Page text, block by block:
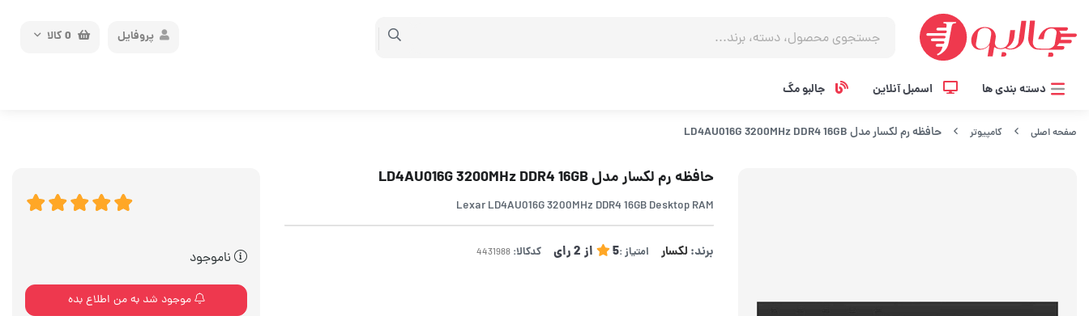
0کالا پروفایل
دسته بندی ها اسمبل آنلاین جالبو مگ
صفحه اصلی کامپیوتر حافظه رم لکسار مدل LD4AU016G 3200MHz DDR4 16GB
حافظه رم لکسار مدل LD4AU016G 3200MHz DDR4 16GB
Lexar LD4AU016G 3200MHz DDR4 16GB Desktop RAM
برند:لکسار امتیاز :5 از 2رای کدکالا: ناموجود
موجود شد به من اطلاع بده